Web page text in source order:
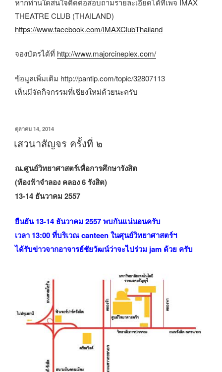
หากท่านใดสนใจติดต่อสอบถามรายละเอียดได้ที่เพจ IMAX
THEATRE CLUB (THAILAND)
https://www.facebook.com/IMAXClubThailand
จองบัตรได้ที่ http://www.majorcineplex.com/
ข้อมูลเพิ่มเติม http://pantip.com/topic/32807113
เห็นมีจัดกิจกรรมที่เชียงใหม่ด้วยนะครับ
เขียน
ที่
ตุลาคม 14, 2014
เสวนาสัญจร ครั้งที่ ๒
ณ.ศูนย์วิทยาศาสตร์เพื่อการศึกษารังสิต
(ท้องฟ้าจำลอง คลอง 6 รังสิต)
13-14 ธันวาคม 2557
ยืนยัน 13-14 ธันวาคม 2557 พบกันแน่นอนครับ
เวลา 13:00 ที่บริเวณ canteen ในศุนย์วิทยาศาสตร์ฯ
ได้รับข่าวจากอาจารย์ชัยวัฒน์ว่าจะไปร่วม jam ด้วย ครับ